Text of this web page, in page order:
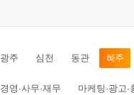
광주 심천 동관 혜주
경영·사무·재무 마케팅·광고·